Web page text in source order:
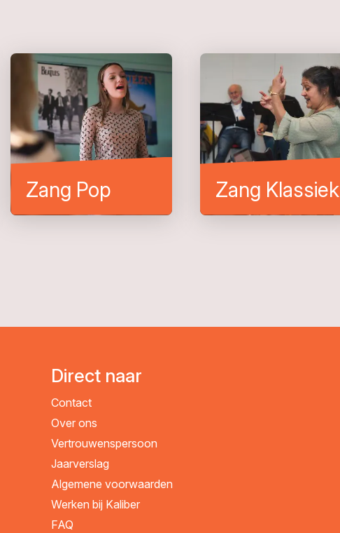
Zang Pop Zang Klassiek
Direct naar
Contact
Over ons
Vertrouwenspersoon
Jaarverslag
Algemene voorwaarden
Werken bij Kaliber
FAQ